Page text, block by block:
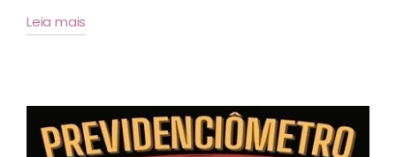
Leia mais